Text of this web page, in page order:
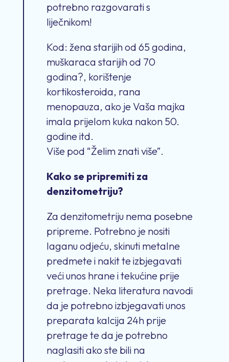
potrebno razgovarati s
liječnikom!
Kod: žena starijih od 65 godina,
muškaraca starijih od 70
godina?, korištenje
kortikosteroida, rana
menopauza, ako je Vaša majka
imala prijelom kuka nakon 50.
godine itd.
Više pod “Želim znati više”.
Kako se pripremiti za
denzitometriju?
Za denzitometriju nema posebne
pripreme. Potrebno je nositi
laganu odjeću, skinuti metalne
predmete i nakit te izbjegavati
veći unos hrane i tekućine prije
pretrage. Neka literatura navodi
da je potrebno izbjegavati unos
preparata kalcija 24h prije
pretrage te da je potrebno
naglasiti ako ste bili na